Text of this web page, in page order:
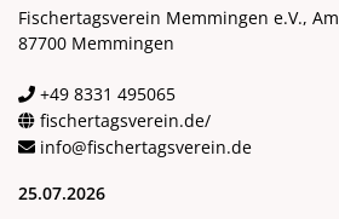
Fischertagsverein Memmingen e.V.,
87700 Memmingen
+49 8331 495065
fischertagsverein.de/
info@fischertagsverein.de
25.07.2026